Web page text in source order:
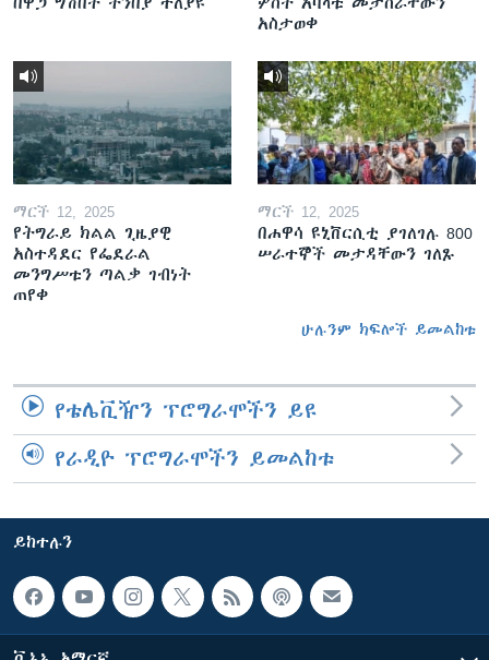
አስታወቀ
ማርች 12, 2025
የትግራይ ክልል ጊዜያዊ
አስተዳደር የፌደራል
መንግሥቱን ጣልቃ ገብነት
ጠየቀ
ማርች 12, 2025
በሐዋሳ ዩኒቨርሲቲ ያገለገሉ 800
ሠራተኞች መታዳቸውን ገለጹ
ሁሉንም ክፍሎች ይመልከቱ
የቴሌቪዥን ፕሮግራሞችን ይዩ
የራዲዮ ፕሮግራሞችን ይመልከቱ
ይከተሉን